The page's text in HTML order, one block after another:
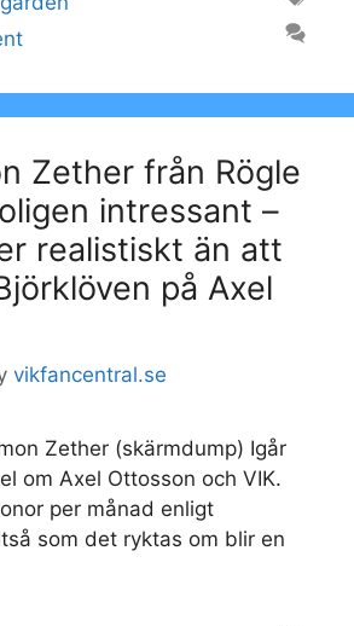
Zether från Rögle
intressant –
realistiskt än att
på Axel
vikfancentral.se
Zether (skärmdump) Igår
om Axel Ottosson och VIK.
per månad enligt
som det ryktas om blir en